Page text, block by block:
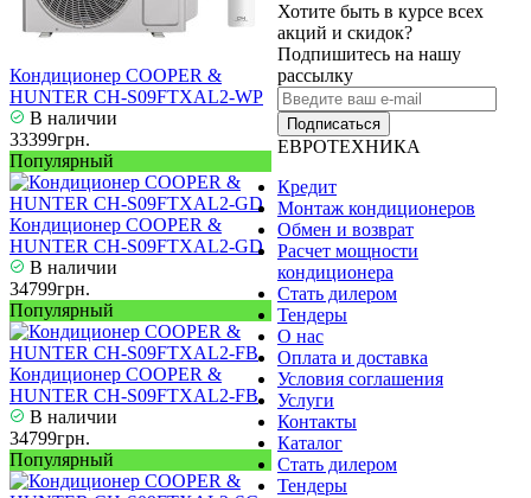
Кондиционер COOPER &
HUNTER CH-S09FTXAL2-WP
В наличии
33399грн.
Популярный
Кондиционер COOPER &
HUNTER CH-S09FTXAL2-GD
В наличии
34799грн.
Популярный
Кондиционер COOPER &
HUNTER CH-S09FTXAL2-FB
В наличии
34799грн.
Популярный
Хотите быть в курсе всех
акций и скидок?
Подпишитесь на нашу
рассылку
Подписаться
ЕВРОТЕХНИКА
Кредит
Монтаж кондиционеров
Обмен и возврат
Расчет мощности
кондиционера
Стать дилером
Тендеры
О нас
Оплата и доставка
Условия соглашения
Услуги
Контакты
Каталог
Стать дилером
Тендеры